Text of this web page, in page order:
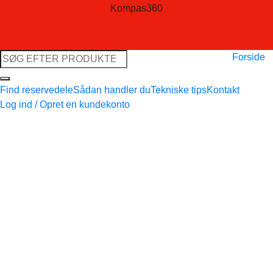
Kompas360
Søg
efter:
Forside
Find reservedeleSådan handler duTekniske tipsKontakt
Log ind / Opret en kundekonto